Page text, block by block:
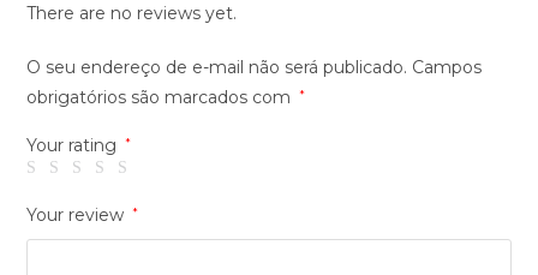
There are no reviews yet.
O seu endereço de e-mail não será publicado. Campos
obrigatórios são marcados com
*
Your rating *
Your review *